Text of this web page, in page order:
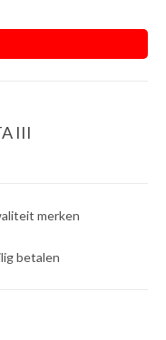
III
merken
betalen